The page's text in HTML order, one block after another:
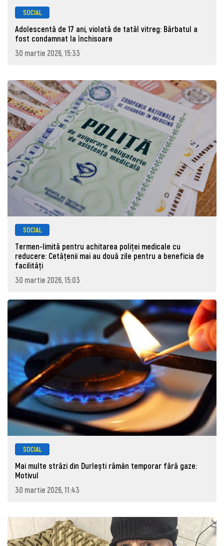
SOCIAL
Adolescentă de 17 ani, violată de tatăl vitreg: Bărbatul a
fost condamnat la închisoare
30 martie 2026, 15:33
SOCIAL
Termen-limită pentru achitarea poliței medicale cu
reducere: Cetățenii mai au două zile pentru a beneficia de
facilități
30 martie 2026, 15:03
SOCIAL
Mai multe străzi din Durlești rămân temporar fără gaze:
Motivul
30 martie 2026, 11:43